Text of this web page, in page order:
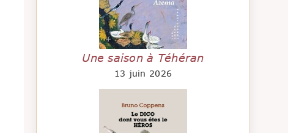
Une saison à Téhéran
13 juin 2026